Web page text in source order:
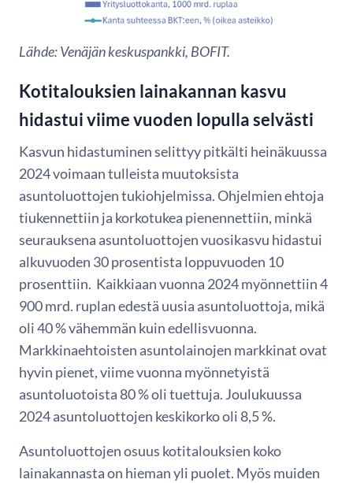
Lähde: Venäjän keskuspankki, BOFIT.
Kotitalouksien lainakannan kasvu
hidastui viime vuoden lopulla selvästi
Kasvun hidastuminen selittyy pitkälti heinäkuussa
2024 voimaan tulleista muutoksista
asuntoluottojen tukiohjelmissa. Ohjelmien ehtoja
tiukennettiin ja korkotukea pienennettiin, minkä
seurauksena asuntoluottojen vuosikasvu hidastui
alkuvuoden 30 prosentista loppuvuoden 10
prosenttiin. Kaikkiaan vuonna 2024 myönnettiin 4
900 mrd. ruplan edestä uusia asuntoluottoja, mikä
oli 40 % vähemmän kuin edellisvuonna.
Markkinaehtoisten asuntolainojen markkinat ovat
hyvin pienet, viime vuonna myönnetyistä
asuntoluotoista 80 % oli tuettuja. Joulukuussa
2024 asuntoluottojen keskikorko oli 8,5 %.
Asuntoluottojen osuus kotitalouksien koko
lainakannasta on hieman yli puolet. Myös muiden